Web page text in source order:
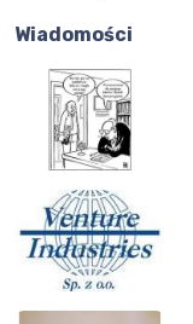
Wiadomości